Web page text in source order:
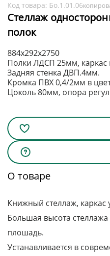
Код товара: Бо.1.01.06
Стеллаж
полок
Полки ЛДСП 25мм, каркас
Задняя стенка ДВП.4мм.
Кромка ПВХ 0,4/2мм в
Цоколь 80мм, опора
884х292х2750
О товаре
Книжный стеллаж,
Большая высота
плошадь.
Устанавливается в